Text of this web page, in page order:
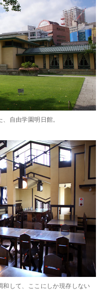
自由学園明日館。
和して、ここにしか現存しない